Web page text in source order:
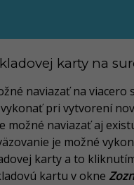
karty na
naviazať na viacero
pri vytvorení
možné naviazať aj
je možné
karty a to
kartu v okne